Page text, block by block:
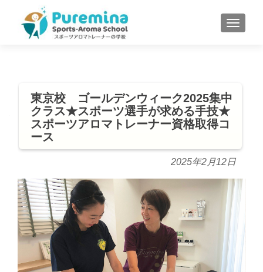
MENU
東京校 ゴールデンウィーク2025集中
クラス★スポーツ選手が求める手技★
スポーツアロマトレーナー資格取得コ
ース
2025年2月12日